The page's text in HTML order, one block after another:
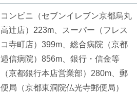
コンビニ（セブンイレブン京都烏丸
高辻店）223m、スーパー（フレス
コ寺町店）399m、総合病院（京都
逓信病院）856m、銀行・信金等
（京都銀行本店営業部）280m、郵
便局（京都東洞院仏光寺郵便局）